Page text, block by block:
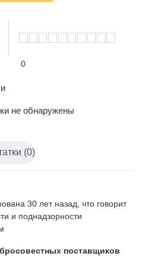
0
не обнаружены
(0)
30 лет назад, что говорит
и поднадзорности
поставщиков